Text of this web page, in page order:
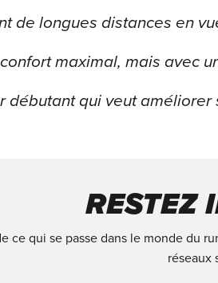
de longues distances en
maximal, mais avec
débutant qui veut
RESTEZ
ce qui se passe dans le monde du
réseaux